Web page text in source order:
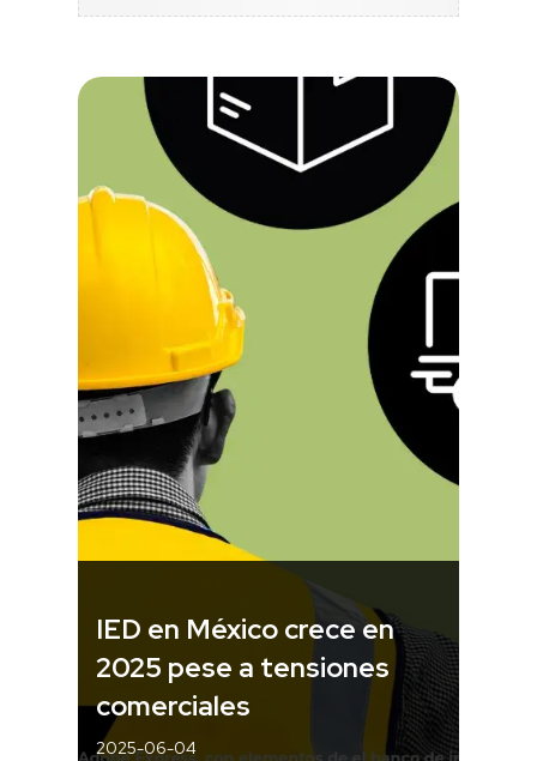
IED en México crece en
2025 pese a tensiones
comerciales
2025-06-04